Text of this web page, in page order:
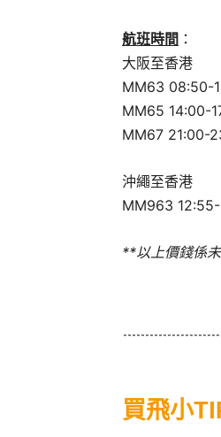
航班時間 ：
大阪至香港
MM63 08:50-
MM65 14:00-
MM67 21:00-
沖繩至香港
MM963
**以上價錢係
買飛小